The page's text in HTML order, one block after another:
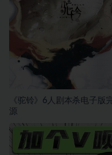
《驼铃》6人剧本杀电子版
源